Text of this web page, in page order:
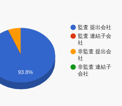
監査 提出会社
監査 連結子会
社
非監査 提出会
社
非監査 連結子
会社
93.8%